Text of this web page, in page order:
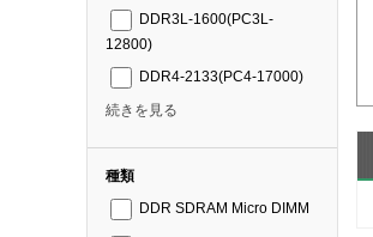
DDR3L-1600(PC3L-
12800)
DDR4-2133(PC4-17000)
続きを見る
種類
DDR SDRAM Micro DIMM